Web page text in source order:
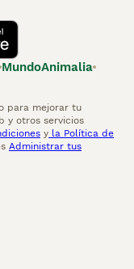
MundoAnimalia
para mejorar tu
y otros servicios
y la Política de
Administrar tus